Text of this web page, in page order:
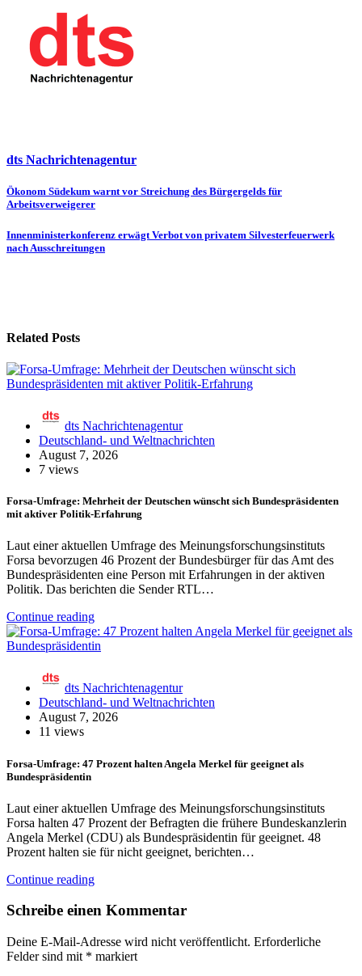
dts Nachrichtenagentur
Beitragsnavigation
Ökonom Südekum warnt vor Streichung des Bürgergelds für
Arbeitsverweigerer
Innenministerkonferenz erwägt Verbot von privatem Silvesterfeuerwerk
nach Ausschreitungen
Related Posts
dts Nachrichtenagentur
Deutschland- und Weltnachrichten
August 7, 2026
7 views
Forsa-Umfrage: Mehrheit der Deutschen wünscht sich Bundespräsidenten
mit aktiver Politik-Erfahrung
Laut einer aktuellen Umfrage des Meinungsforschungsinstituts
Forsa bevorzugen 46 Prozent der Bundesbürger für das Amt des
Bundespräsidenten eine Person mit Erfahrungen in der aktiven
Politik. Das berichten die Sender RTL…
Continue reading
dts Nachrichtenagentur
Deutschland- und Weltnachrichten
August 7, 2026
11 views
Forsa-Umfrage: 47 Prozent halten Angela Merkel für geeignet als
Bundespräsidentin
Laut einer aktuellen Umfrage des Meinungsforschungsinstituts
Forsa halten 47 Prozent der Befragten die frühere Bundeskanzlerin
Angela Merkel (CDU) als Bundespräsidentin für geeignet. 48
Prozent halten sie für nicht geeignet, berichten…
Continue reading
Schreibe einen Kommentar
Deine E-Mail-Adresse wird nicht veröffentlicht. Erforderliche
Felder sind mit * markiert